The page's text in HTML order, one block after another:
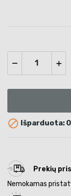
 Išparduota:
Prekių
Nemokamas